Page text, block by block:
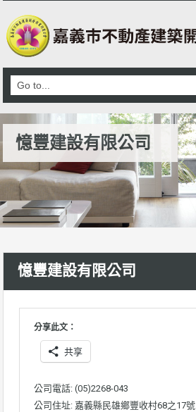
憶豐建設有限公司
憶豐建設有限公司
分享此文：
共享
公司電話: (05)2268-043
公司住址: 嘉義縣民雄鄉豐收村68之17號